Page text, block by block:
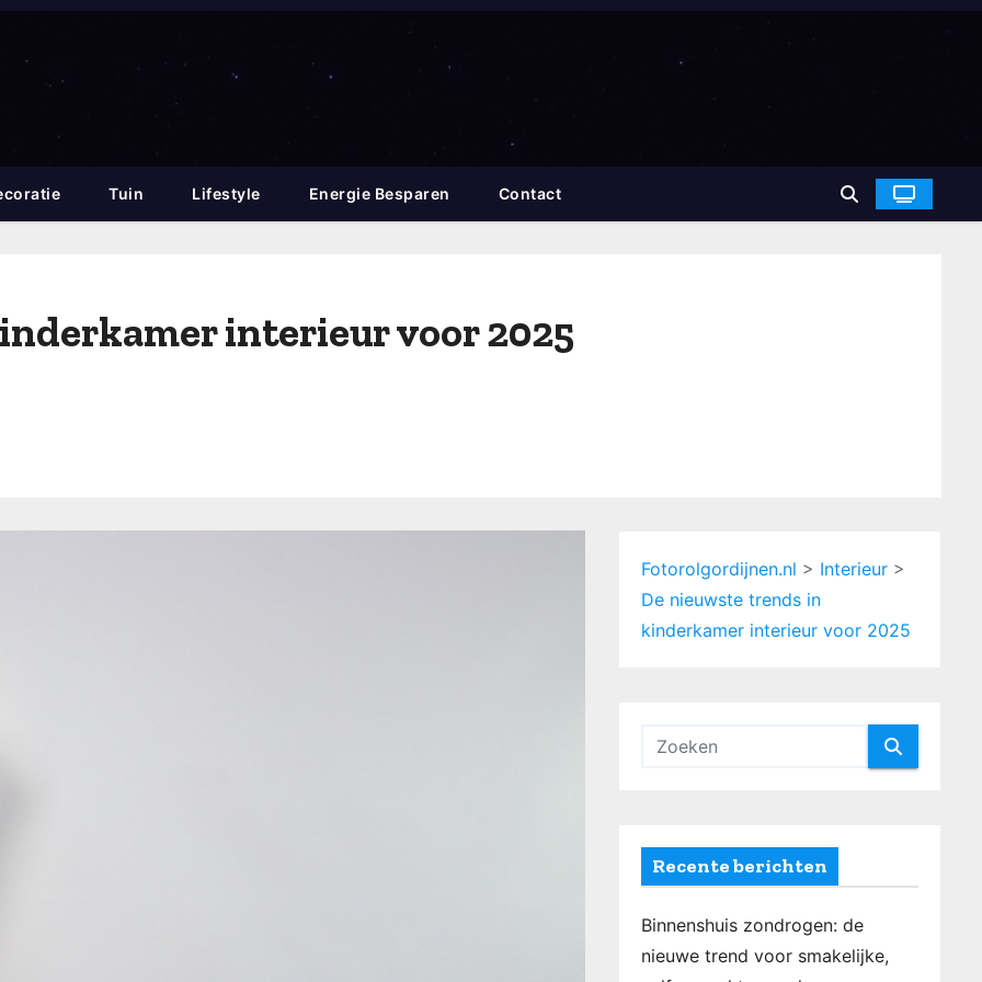
Tuin Lifestyle Energie Besparen Contact
interieur voor 2025
Fotorolgordijnen.nl > Interieur >
De nieuwste trends in
kinderkamer interieur voor 2025
Recente berichten
Binnenshuis zondrogen: de
nieuwe trend voor smakelijke,